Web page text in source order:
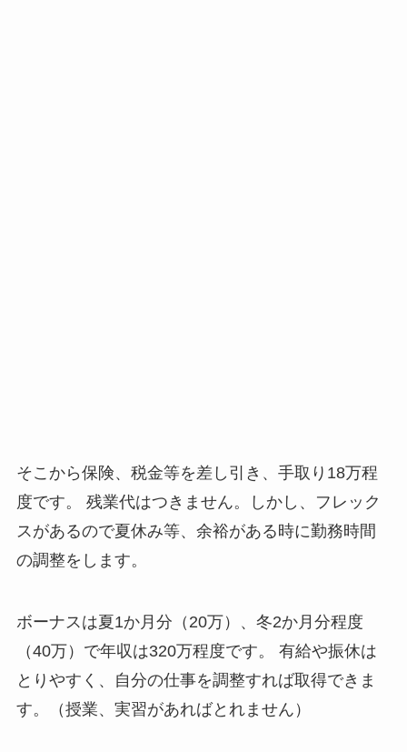
そこから保険、税金等を差し引き、手取り18万程
度です。 残業代はつきません。しかし、フレック
スがあるので夏休み等、余裕がある時に勤務時間
の調整をします。
ボーナスは夏1か月分（20万）、冬2か月分程度
（40万）で年収は320万程度です。 有給や振休は
とりやすく、自分の仕事を調整すれば取得できま
す。（授業、実習があればとれません）